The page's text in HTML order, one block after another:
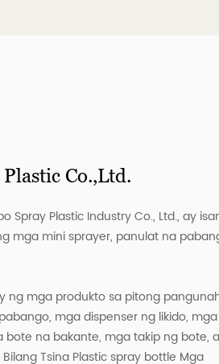
Co.,Ltd.
Spray Plastic Industry Co., Ltd., ay
mga mini sprayer, panulat na
ng mga produkto sa pitong
mga dispenser ng likido,
bote na bakante, mga takip ng bote,
Tsina Plastic spray bottle Mga